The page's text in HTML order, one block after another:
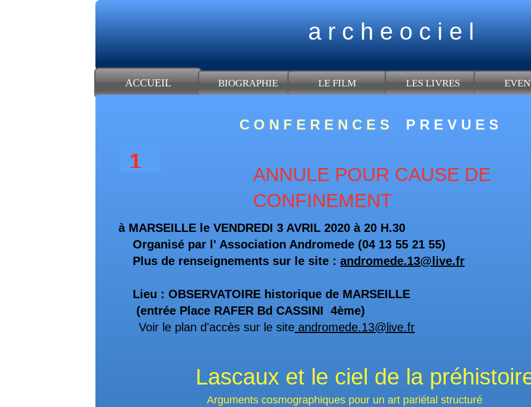
LES LIVRES
LE FILM
BIOGRAPHIE
ACCUEIL
a r c h e o c i e l
C O N F E R E N C E S P R E V U E S
à MARSEILLE le VENDREDI 3 AVRIL 2020 à 20 H.30
Organisé par l' Association Andromede (04 13 55 21 55)
Plus de renseignements sur le site : andromede.13@live.fr
Lieu : OBSERVATOIRE historique de MARSEILLE
(entrée Place RAFER Bd CASSINI 4ème)
Voir le plan d'accès sur le site andromede.13@live.fr
Lascaux et le ciel de la
Arguments cosmographiques pour un art pariétal structuré
1
ANNULE POUR CAUSE DE
CONFINEMENT